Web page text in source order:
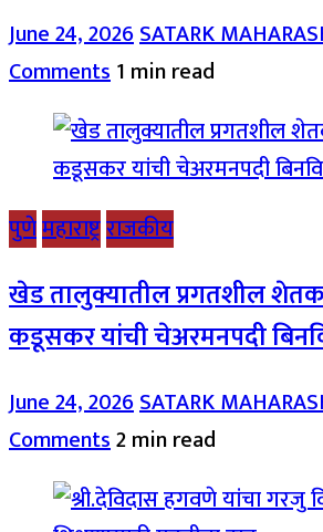
June 24, 2026SATARK
Comments1 min read
पुणेमहाराष्ट्रराजकीय
खेड तालुक्यातील प्रगतशील
कडूसकर यांची चेअरमनपदी
June 24, 2026SATARK
Comments2 min read